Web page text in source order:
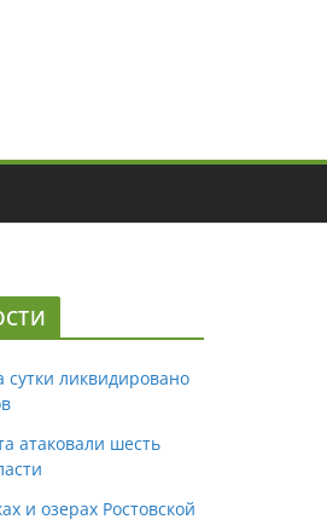
сутки ликвидировано
атаковали шесть
и озерах Ростовской